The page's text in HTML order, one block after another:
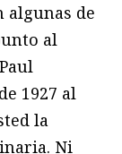
algunas de
al
1927 al
la
Ni